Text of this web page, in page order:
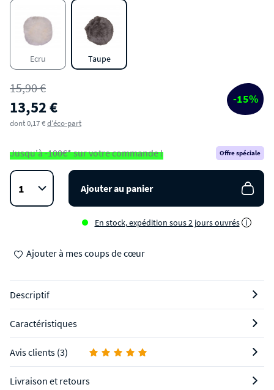
LAMBSKIN SEAT
Galette de chaise en peau de mouton
Ecru Taupe
15,90 €
13,52 € -15%
dont 0,17 €d'éco-part
Jusqu'à -100€* sur votre commande ! Offre spéciale
Ajouter au panier
En stock, expédition sous 2 jours ouvrés i
Ajouter à mes coups de cœur
Descriptif
Caractéristiques
Avis clients (3)
Livraison et retours